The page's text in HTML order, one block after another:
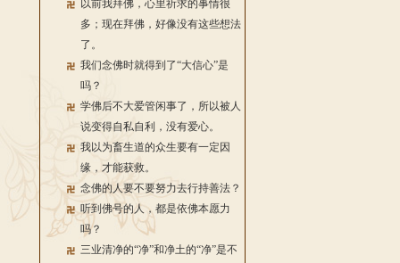
以前我拜佛，心里祈求的事情很
多；现在拜佛，好像没有这些想法
了。
我们念佛时就得到了“大信心”是
吗？
学佛后不大爱管闲事了，所以被人
说变得自私自利，没有爱心。
我以为畜生道的众生要有一定因
缘，才能获救。
念佛的人要不要努力去行持善法？
听到佛号的人，都是依佛本愿力
吗？
三业清净的“净”和净土的“净”是不